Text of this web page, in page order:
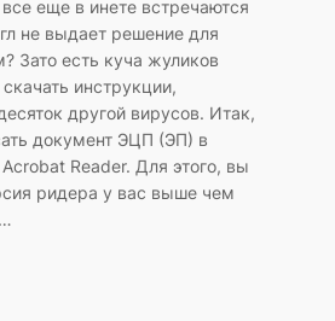
еще в инете встречаются
не выдает решение для
Зато есть куча жуликов
инструкции,
другой вирусов. Итак,
документ ЭЦП (ЭП) в
Reader. Для этого, вы
ридера у вас выше чем